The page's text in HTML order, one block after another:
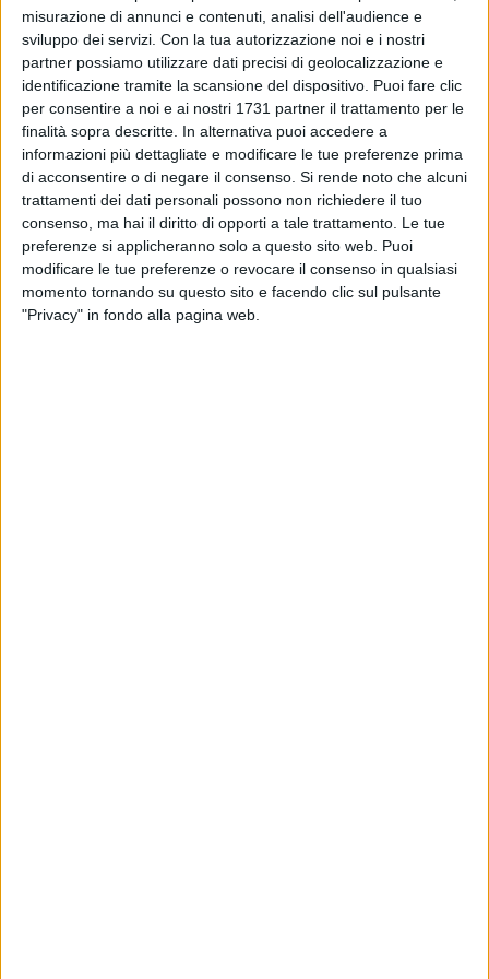
misurazione di annunci e contenuti, analisi dell'audience e
sviluppo dei servizi. Con la tua autorizzazione noi e i nostri
partner possiamo utilizzare dati precisi di geolocalizzazione e
identificazione tramite la scansione del dispositivo. Puoi fare clic
per consentire a noi e ai nostri 1731 partner il trattamento per le
finalità sopra descritte. In alternativa puoi accedere a
informazioni più dettagliate e modificare le tue preferenze prima
di acconsentire o di negare il consenso. Si rende noto che alcuni
trattamenti dei dati personali possono non richiedere il tuo
consenso, ma hai il diritto di opporti a tale trattamento. Le tue
preferenze si applicheranno solo a questo sito web. Puoi
modificare le tue preferenze o revocare il consenso in qualsiasi
momento tornando su questo sito e facendo clic sul pulsante
"Privacy" in fondo alla pagina web.
questo è il resoconto delle loro posizioni su vincitrice e
possibile sorpresa.
I PRONOSTICI
Adriano Antonucci (BarlettaViva):«Credo che la vincitrice,
se guardo ai valori della rosa ed alla tecnica, possa essere la
Spagna. Quanto ad una possibile outsider, giocando nel
continente americano, penso che l'undici di partenza della
Colombia collochi quella nazionale tra le formazioni che
possano far bene».
Cosimo Campanella (BarlettaViva):